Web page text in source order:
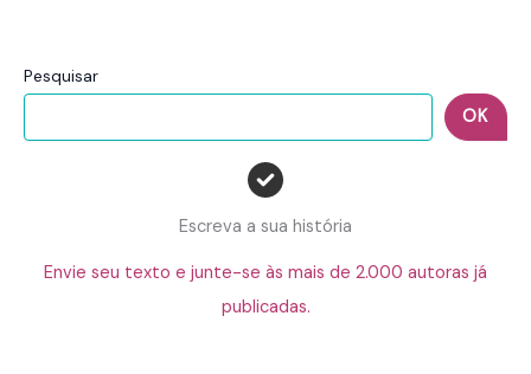
Pesquisar
OK
Escreva a sua história
Envie seu texto e junte-se às mais de 2.000 autoras já
publicadas.